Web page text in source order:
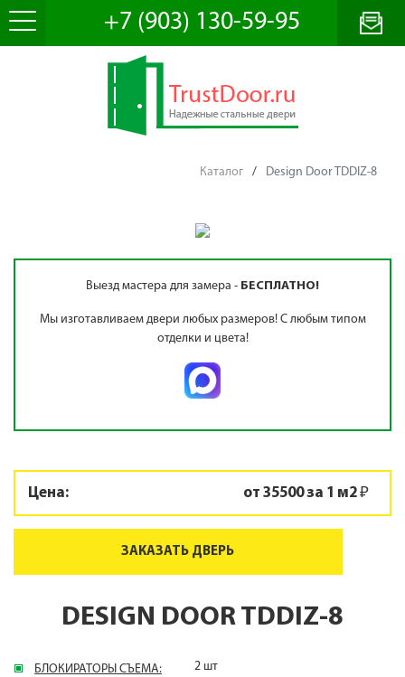
Каталог / Design Door TDDIZ-8
Выезд мастера для замера - БЕСПЛАТНО!
Мы изготавливаем двери любых размеров! С любым типом
отделки и цвета!
Цена: от 35500 за 1 м2 ₽
ЗАКАЗАТЬ ДВЕРЬ
DESIGN DOOR TDDIZ-8
БЛОКИРАТОРЫ СЪЕМА: 2 шт
+7 (903) 130-59-95